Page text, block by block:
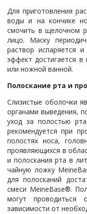
Для приготовления
воды и на кончике
смочить в щелочном
лицо. Маску
раствор испаряется
эффект достигается
или ножной ванной.
Полоскание рта и
Слизистые оболочки
органами выведения,
уход за полостью
рекомендуется при
полостях носа,
проявляющихся в
и полоскания рта в
чайную ложку
для полосканий
смеси MeineBase®.
могут
зависимости от